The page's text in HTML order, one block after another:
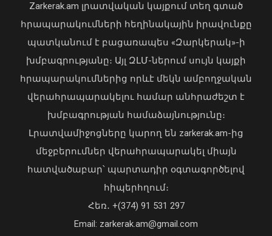
Երկաթուղու շուրջ նոր ազդակ. ի՞նչ է
հայտարարությունը
07 Օգոստոս, 2026 12:37
04 Օգոստոս, 2026 19:12
Վարչապետ Փաշինյանն այցելել է
«ԷԼԵՎԵՅԹ ԷՅԱՅ» արհեստական
բանականության գործարան
Zarkerak.am լրատվական կայքում տեղ գտած
հրապարակումների հեղինակային իրավունքը
պատկանում է բացառապես «Զարկերակ»-ի
խմբագրությանը։ Այլ ԶԼՄ-ներում սույն կայքի
հրապարակումներից որևէ մեկն ամբողջական
վերահրապարակելու համար անհրաժեշտ է
խմբագրության համաձայնությունը։
Լրատվամիջոցները կարող են zarkerak.am-ից
մեջբերումներ վերահրապարակել միայն
հատվածաբար՝ պարտադիր օգտագործելով
հիպերհղում։
Հեռ․ +(374) 91 531 297
Email: zarkerak.am@gmail.com